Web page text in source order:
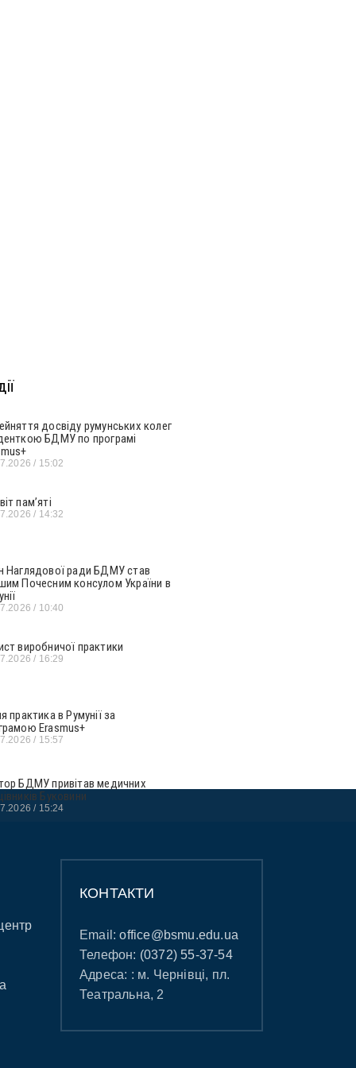
досвіду румунських колег
БДМУ по програмі
15:02
пам’яті
14:32
Наглядової ради БДМУ став
Почесним консулом України в
10:40
виробничої практики
16:29
практика в Румунії за
Erasmus+
15:57
БДМУ привітав медичних
Буковини
15:24
КОНТАКТИ
Email:office@bsmu.edu.ua
Телефон: (0372) 55-37-54
Адреса: : м. Чернівці, пл.
Театральна, 2